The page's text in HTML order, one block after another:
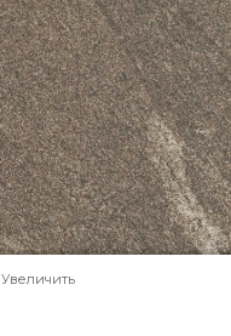
Увеличить